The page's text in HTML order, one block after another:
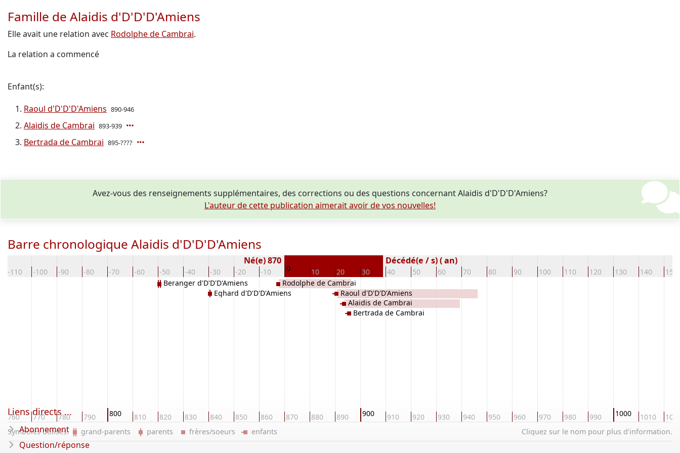
Famille de Alaidis d'D'D'D'Amiens
Elle avait une relation avec Rodolphe de Cambrai.
La relation a commencé
Enfant(s):
Raoul d'D'D'D'Amiens 890-946
Alaidis de Cambrai 893-939
Bertrada de Cambrai 895-????
Avez-vous des renseignements supplémentaires, des corrections ou des questions concernant Alaidis d'D'D'D'Amiens?
L'auteur de cette publication aimerait avoir de vos nouvelles!
Barre chronologique Alaidis d'D'D'D'Amiens
-110 -100 -90 -80 -70 -60 -50 -40 -30 -20 -10 0 10 20 30 40 50 60 70 80 90 100 110 120 130 140 150
Né(e) 870 Décédé(e / s) ( an)
760 770 780 790 800 810 820 830 840 850 860 870 880 890 900 910 920 930 940 950 960 970 980 990 1000 1010
Beranger d'D'D'D'Amiens
Eghard d'D'D'D'Amiens
Rodolphe de Cambrai
Raoul d'D'D'D'Amiens
Alaidis de Cambrai
Bertrada de Cambrai
Cliquez sur le nom pour plus d'information.
Symboles utilisés: grand-parents parents frères/soeurs enfants
Liens directs ...
Abonnement
Question/réponse